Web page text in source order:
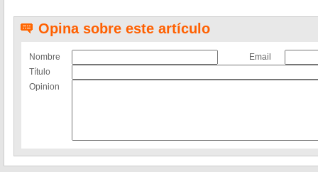
Opina sobre este artículo
Nombre
Email
Título
Opinion